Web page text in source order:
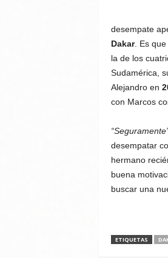
desempate
Dakar. Es
la de los
Sudamérica,
Alejandro en
con Marcos
desempatar
hermano
buena
buscar una
ETIQUETAS